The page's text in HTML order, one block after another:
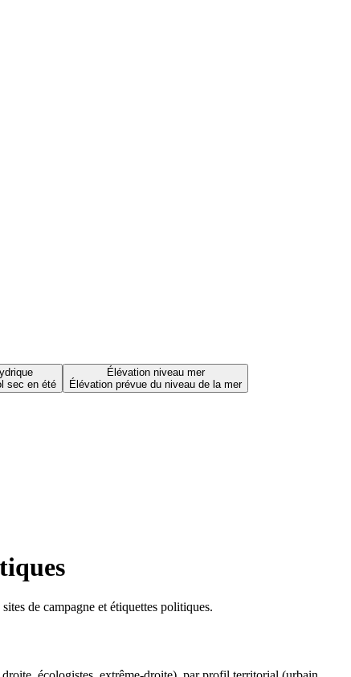
sec en été
Élévation niveau mer
Élévation prévue du niveau de la mer
de campagne et étiquettes politiques.